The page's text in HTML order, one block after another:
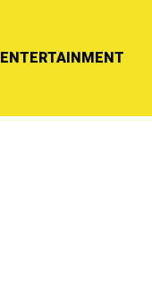
ENTERTAINMENT